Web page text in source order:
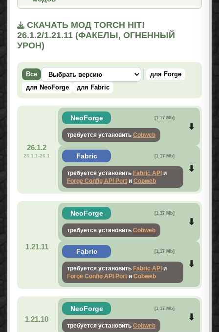
СКАЧАТЬ МОД TORCH HIT!
26.1.2/1.21.11 (ФАКЕЛЫ, ОГНЕННЫЙ
УРОН)
Все
для Forge
для NeoForge
для Fabric
26.1.2
26.1.1-26.1
NeoForge [1,17 Mb]
требуется установить Cobweb
Fabric [1,17 Mb]
требуется установить Fabric API и
Forge Config API Port и Cobweb
1.21.11
NeoForge [1,17 Mb]
требуется установить Cobweb
Fabric [1,17 Mb]
требуется установить Fabric API и
Forge Config API Port и Cobweb
1.21.10
NeoForge [1,17 Mb]
требуется установить Cobweb